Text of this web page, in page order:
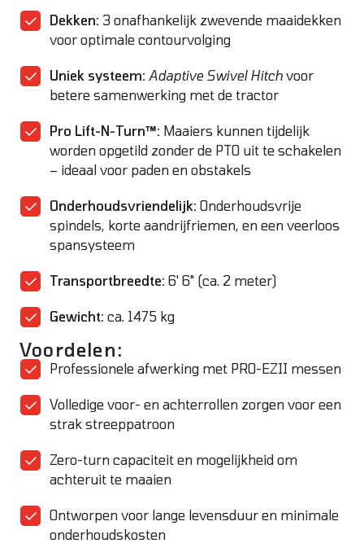
Dekken: 3 onafhankelijk zwevende maaidekken
voor optimale contourvolging
Uniek systeem: Adaptive Swivel Hitch voor
betere samenwerking met de tractor
Pro Lift-N-Turn™: Maaiers kunnen tijdelijk
worden opgetild zonder de PTO uit te schakelen
– ideaal voor paden en obstakels
Onderhoudsvriendelijk: Onderhoudsvrije
spindels, korte aandrijfriemen, en een veerloos
spansysteem
Transportbreedte: 6' 6" (ca. 2 meter)
Gewicht: ca. 1475 kg
Voordelen:
Professionele afwerking met PRO-EZII messen
Volledige voor- en achterrollen zorgen voor een
strak streeppatroon
Zero-turn capaciteit en mogelijkheid om
achteruit te maaien
Ontworpen voor lange levensduur en minimale
onderhoudskosten